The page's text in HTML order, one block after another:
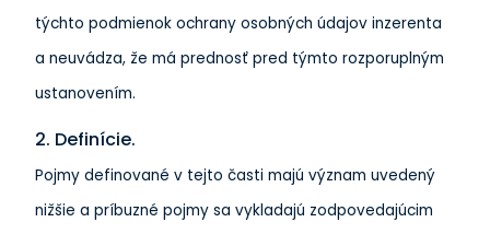
týchto podmienok ochrany osobných údajov inzerenta
a neuvádza, že má prednosť pred týmto rozporuplným
ustanovením.
2. Definície.
Pojmy definované v tejto časti majú význam uvedený
nižšie a príbuzné pojmy sa vykladajú zodpovedajúcim